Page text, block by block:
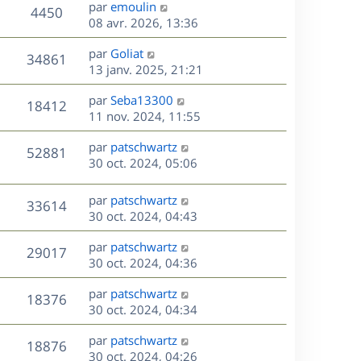
e
s
n
i
e
r
m
e
s
s
a
g
e
4450V
u
e
s
D
e
r
n
i
e
r
m
e
s
s
a
g
e
par emoulin
08 avr. 2026, 13:36
34861
u
e
D
e
r
n
i
e
r
m
e
s
s
a
g
e
par Goliat
13 janv. 2025, 21:21
18412V
u
D
e
r
n
i
e
r
m
e
s
s
a
g
e
par Seba13300
11 nov. 2024, 11:55
52881
u
e
D
e
n
i
e
r
m
e
s
s
a
g
e
par patschwartz
30 oct. 2024, 05:06
33614V
u
D
e
r
n
i
e
r
m
e
s
par patschwartz
30 oct. 2024, 04:43
29017V
u
e
D
e
r
n
i
e
r
par patschwartz
30 oct. 2024, 04:36
18376V
u
e
D
e
r
n
i
par patschwartz
30 oct. 2024, 04:34
18876V
D
e
par patschwartz
30 oct. 2024, 04:26